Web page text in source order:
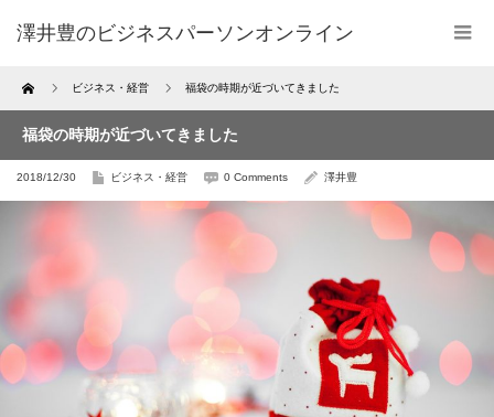
澤井豊のビジネスパーソンオンライン
Home ビジネス・経営 福袋の時期が近づいてきました
福袋の時期が近づいてきました
2018/12/30 ビジネス・経営 0 Comments 澤井豊